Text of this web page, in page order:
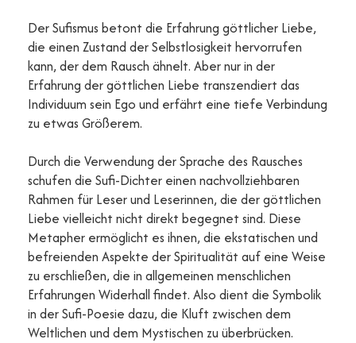
Der Sufismus betont die Erfahrung göttlicher Liebe,
die einen Zustand der Selbstlosigkeit hervorrufen
kann, der dem Rausch ähnelt. Aber nur in der
Erfahrung der göttlichen Liebe transzendiert das
Individuum sein Ego und erfährt eine tiefe Verbindung
zu etwas Größerem.
Durch die Verwendung der Sprache des Rausches
schufen die Sufi-Dichter einen nachvollziehbaren
Rahmen für Leser und Leserinnen, die der göttlichen
Liebe vielleicht nicht direkt begegnet sind. Diese
Metapher ermöglicht es ihnen, die ekstatischen und
befreienden Aspekte der Spiritualität auf eine Weise
zu erschließen, die in allgemeinen menschlichen
Erfahrungen Widerhall findet. Also dient die Symbolik
in der Sufi-Poesie dazu, die Kluft zwischen dem
Weltlichen und dem Mystischen zu überbrücken.